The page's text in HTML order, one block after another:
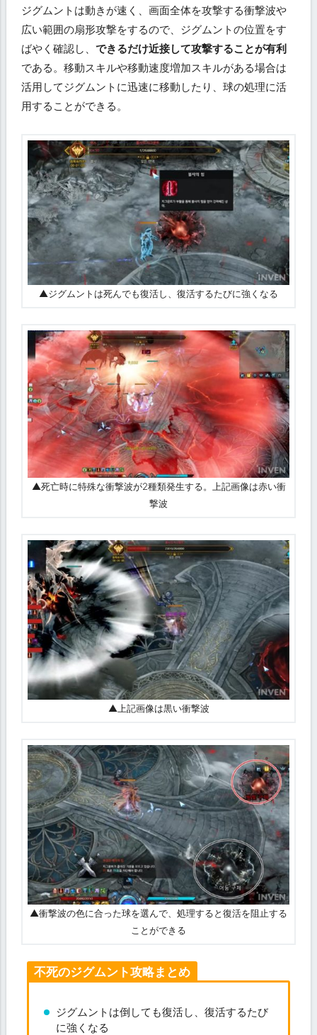
ジグムントは動きが速く、画面全体を攻撃する衝撃波や
広い範囲の扇形攻撃をするので、ジグムントの位置をす
ばやく確認し、できるだけ近接して攻撃することが有利
である。移動スキルや移動速度増加スキルがある場合は
活用してジグムントに迅速に移動したり、球の処理に活
用することができる。
▲ジグムントは死んでも復活し、復活するたびに強くなる
▲死亡時に特殊な衝撃波が2種類発生する。上記画像は赤い衝
撃波
▲上記画像は黒い衝撃波
▲衝撃波の色に合った球を選んで、処理すると復活を阻止する
ことができる
不死のジグムント攻略まとめ
ジグムントは倒しても復活し、復活するたび
に強くなる